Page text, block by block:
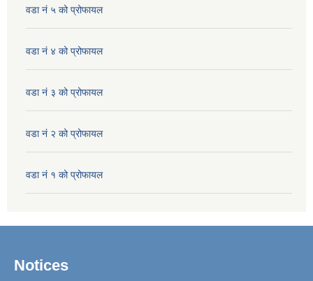
वडा नं ५ को प्रोफायल
वडा नं ४ को प्रोफायल
वडा नं ३ को प्रोफायल
वडा नं २ को प्रोफायल
वडा नं १ को प्रोफायल
Notices